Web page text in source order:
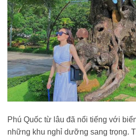
Phú Quốc từ lâu đã nổi tiếng với
những khu nghỉ dưỡng sang trọng.